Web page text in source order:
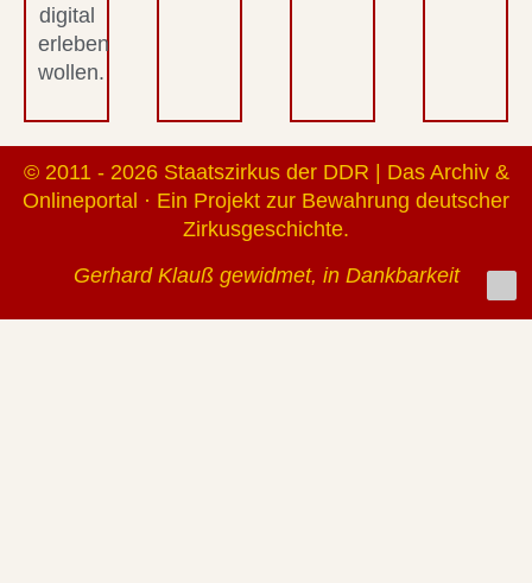
digital
erleben
wollen.
© 2011 - 2026 Staatszirkus der DDR | Das Archiv &
Onlineportal · Ein Projekt zur Bewahrung deutscher
Zirkusgeschichte.
Gerhard Klauß gewidmet, in Dankbarkeit